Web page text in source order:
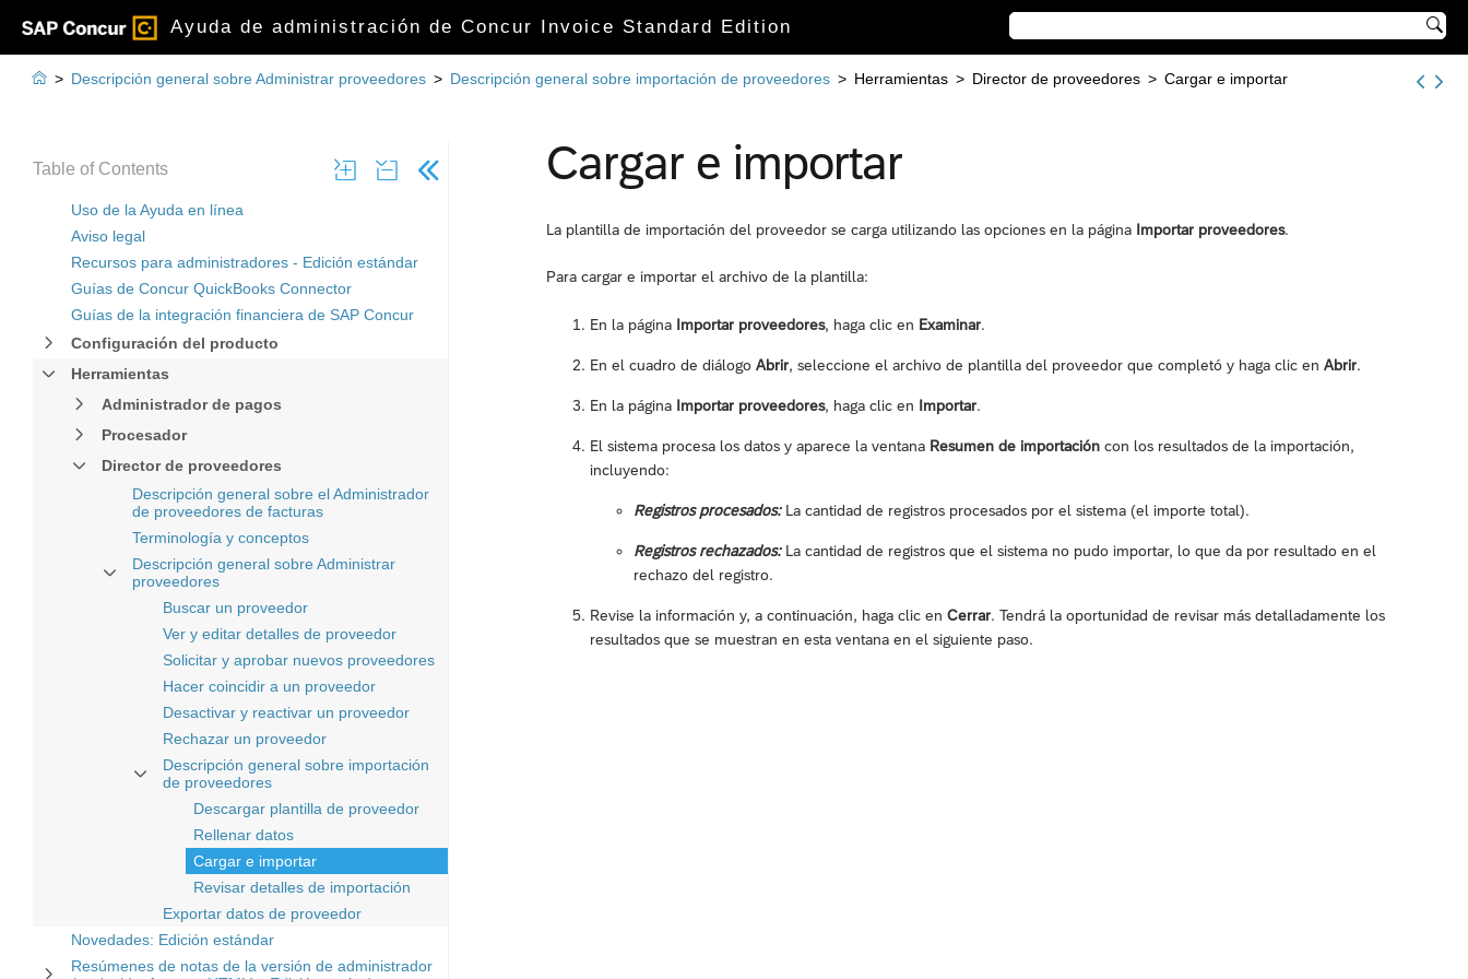
Ayuda de administración de Concur Invoice Standard Edition 
Table of Contents
Uso de la Ayuda en línea
Aviso legal
Recursos para administradores - Edición estándar
Guías de Concur QuickBooks Connector
Guías de la integración financiera de SAP Concur
Configuración del producto
Herramientas
Administrador de pagos
Procesador
Director de proveedores
Descripción general sobre el Administrador
de proveedores de facturas
Terminología y conceptos
Descripción general sobre Administrar
proveedores
Buscar un proveedor
Ver y editar detalles de proveedor
Solicitar y aprobar nuevos proveedores
Hacer coincidir a un proveedor
Desactivar y reactivar un proveedor
Rechazar un proveedor
Descripción general sobre importación
de proveedores
Descargar plantilla de proveedor
Rellenar datos
Cargar e importar
Revisar detalles de importación
Exportar datos de proveedor
Novedades: Edición estándar
Resúmenes de notas de la versión de administrador
 > Descripción general sobre Administrar proveedores > Descripción general sobre importación de proveedores > Herramientas > Director de proveedores > Cargar e importar
Cargar e importar
La plantilla de importación del proveedor se carga utilizando las opciones en la página Importar proveedores.
Para cargar e importar el archivo de la plantilla:
En la página Importar proveedores, haga clic en Examinar.
En el cuadro de diálogo Abrir, seleccione el archivo de plantilla del proveedor que completó y haga clic en Abrir.
En la página Importar proveedores, haga clic en Importar.
El sistema procesa los datos y aparece la ventana Resumen de importación con los resultados de la importación,
incluyendo:
Registros procesados:La cantidad de registros procesados por el sistema (el importe total).
Registros rechazados:La cantidad de registros que el sistema no pudo importar, lo que da por resultado en el
rechazo del registro.
Revise la información y, a continuación, haga clic en Cerrar. Tendrá la oportunidad de revisar más detalladamente los
resultados que se muestran en esta ventana en el siguiente paso.